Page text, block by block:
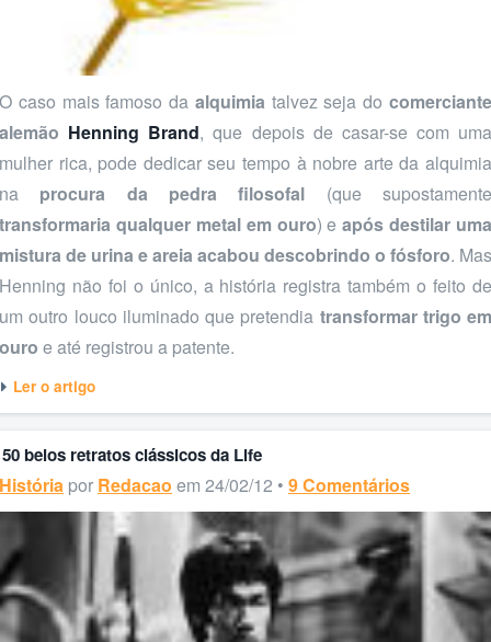
O caso mais famoso da alquimia talvez seja do
alemão Henning Brand, que depois de casar-se com uma
mulher rica, pode dedicar seu tempo à nobre arte da alquimia
na procura da pedra filosofal (que
transformaria qualquer metal em ouro) eapós destilar uma
mistura de urina e areia acabou descobrindo o fósforo. Mas
Henning não foi o único, a história registra também o feito de
um outro louco iluminado que pretendia transformar trigo em
ouro e até registrou a patente.
Ler o artigo
50 belos retratos clássicos da Life
História por Redacao em 24/02/12 • 9 Comentários